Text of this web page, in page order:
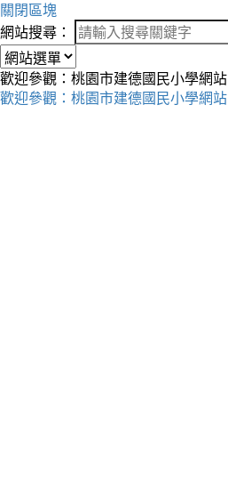
關閉區塊
網站搜尋：
歡迎參觀：桃園市建德國民小學網站
歡迎參觀：桃園市建德國民小學網站